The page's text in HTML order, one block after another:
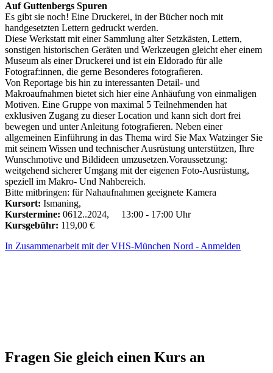
Auf Guttenbergs Spuren
Es gibt sie noch! Eine Druckerei, in der Bücher noch mit
handgesetzten Lettern gedruckt werden.
Diese Werkstatt mit einer Sammlung alter Setzkästen, Lettern,
sonstigen historischen Geräten und Werkzeugen gleicht eher einem
Museum als einer Druckerei und ist ein Eldorado für alle
Fotograf:innen, die gerne Besonderes fotografieren.
Von Reportage bis hin zu interessanten Detail- und
Makroaufnahmen bietet sich hier eine Anhäufung von einmaligen
Motiven. Eine Gruppe von maximal 5 Teilnehmenden hat
exklusiven Zugang zu dieser Location und kann sich dort frei
bewegen und unter Anleitung fotografieren. Neben einer
allgemeinen Einführung in das Thema wird Sie Max Watzinger Sie
mit seinem Wissen und technischer Ausrüstung unterstützen, Ihre
Wunschmotive und Bildideen umzusetzen.Voraussetzung:
weitgehend sicherer Umgang mit der eigenen Foto-Ausrüstung,
speziell im Makro- Und Nahbereich.
Bitte mitbringen: für Nahaufnahmen geeignete Kamera
Kursort: Ismaning,
Kurstermine: 0612..2024, 13:00 - 17:00 Uhr
Kursgebühr: 119,00 €
In Zusammenarbeit mit der VHS-München Nord - Anmelden
Fragen Sie gleich einen Kurs an